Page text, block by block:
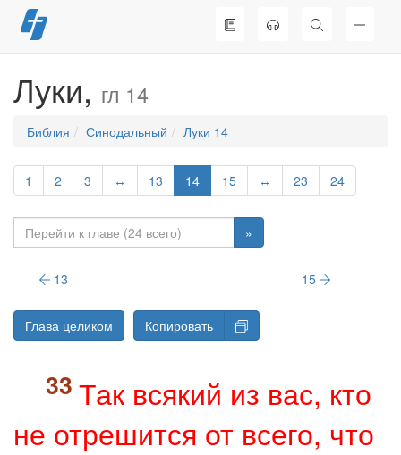
Перейти
к
Луки, гл 14
Библия Синодальный Луки 14
1 2 3 ↔ 13 14 15 ↔ 23 24
»
13 15
Глава целиком Копировать
Так всякий из вас, кто
не отрешится от всего, что